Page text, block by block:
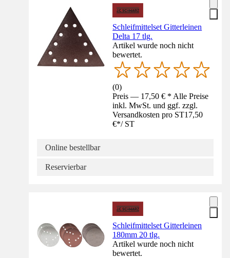
Schleifmittelset Gitterleinen
Delta 17 tlg.
Artikel wurde noch nicht
bewertet.
(0)
Preis — 17,50 € * Alle Preise
inkl. MwSt. und ggf. zzgl.
Versandkosten pro ST17,50
€*/ ST
Online bestellbar
Reservierbar
Schleifmittelset Gitterleinen
180mm 20 tlg.
Artikel wurde noch nicht
bewertet.